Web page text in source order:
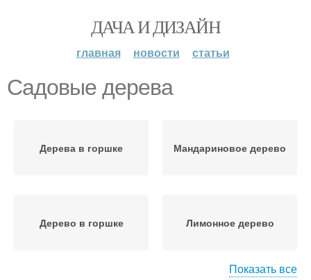
ДАЧА И ДИЗАЙН
главная новости статьи
Садовые дерева
Дерева в горшке Мандариновое дерево
Дерево в горшке Лимонное дерево
Показать все